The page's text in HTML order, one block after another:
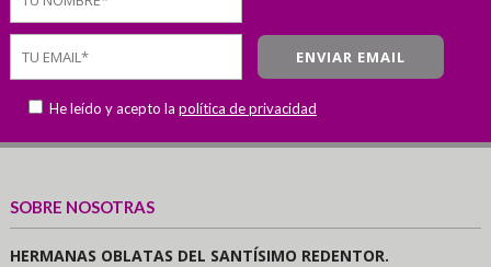
He leído y acepto la política de privacidad
SOBRE NOSOTRAS
HERMANAS OBLATAS DEL SANTÍSIMO REDENTOR.